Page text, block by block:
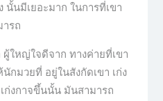
นั้นมีเยอะมาก ในการที่เขา
รถ
ใหญ่ใจดีจาก ทางค่ายที่เขา
กมวยที่ อยู่ในสังกัดเขา เก่ง
ก่งกาจขึ้นนั้น มันสามารถ